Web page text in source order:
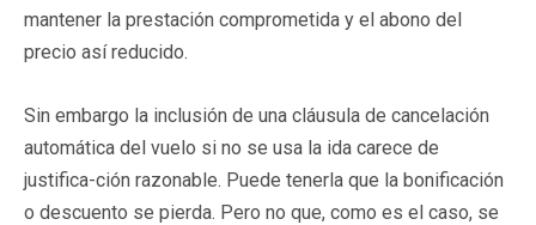
mantener la prestación comprometida y el abono del
precio así reducido.
Sin embargo la inclusión de una cláusula de cancelación
automática del vuelo si no se usa la ida carece de
justifica-ción razonable. Puede tenerla que la bonificación
o descuento se pierda. Pero no que, como es el caso, se